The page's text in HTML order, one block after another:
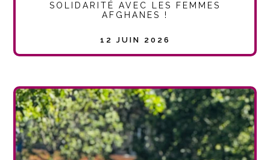
SOLIDARITÉ AVEC LES FEMMES
AFGHANES !
12 JUIN 2026